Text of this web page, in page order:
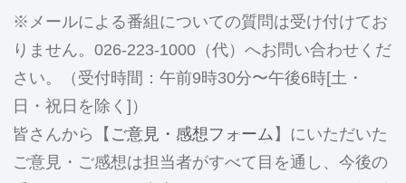
メールによる番組についての質問は受け付けてお
りません。026-223-1000（代）へお問い合わせくだ
さい。（受付時間：午前9時30分〜午後6時[土・
日・祝日を除く]）
皆さんから【 ご意見・感想フォーム 】にいただいた
ご意見・ご感想は担当者がすべて目を通し、今後の